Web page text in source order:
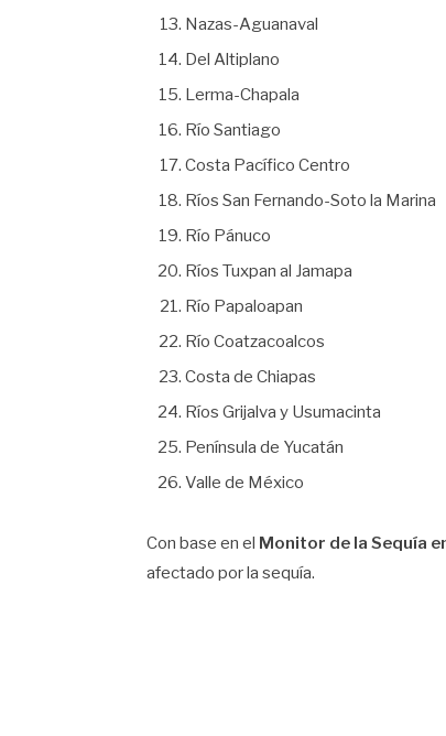
Nazas-Aguanaval
Del Altiplano
Lerma-Chapala
Río Santiago
Costa Pacífico Centro
Ríos San Fernando-Soto la Marina
Río Pánuco
Ríos Tuxpan al Jamapa
Río Papaloapan
Río Coatzacoalcos
Costa de Chiapas
Ríos Grijalva y Usumacinta
Península de Yucatán
Valle de México
Con base en el Monitor de la Sequía
afectado por la sequía.